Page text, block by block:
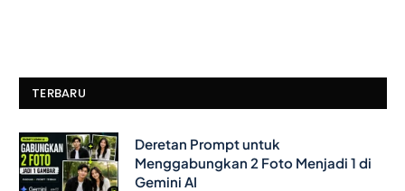
TERBARU
Deretan Prompt untuk
Menggabungkan 2 Foto Menjadi 1 di
Gemini AI